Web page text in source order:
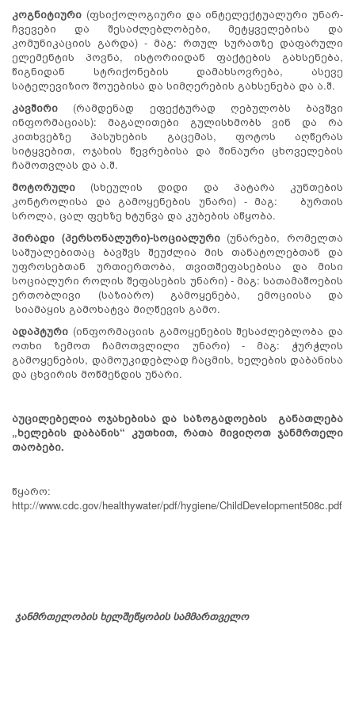
კოგნიტიური (ფსიქოლოგიური და ინტელექტუალური უნარ-
ჩვევები და შესაძლებლობები, მეტყველებისა და
კომუნიკაციის გარდა) - მაგ: რთულ სურათზე დაფარული
ელემენტის პოვნა, ისტორიიდან ფაქტების გახსენება,
წიგნიდან სტრიქონების დამახსოვრება, ასევე
სატელევიზიო შოუებისა და სიმღერების გახსენება და ა.შ.
კავშირი (რამდენად ეფექტურად ღებულობს ბავშვი
ინფორმაციას): მაგალითები გულისხმობს ვინ და რა
კითხვებზე პასუხების გაცემას, ფოტოს აღწერას
სიტყვებით, ოჯახის წევრებისა და შინაური ცხოველების
ჩამოთვლას და ა.შ.
მოტორული (სხეულის დიდი და პატარა კუნთების
კონტროლისა და გამოყენების უნარი) - მაგ: ბურთის
სროლა, ცალ ფეხზე ხტუნვა და კუბების აწყობა.
პირადი (პერსონალური)-სოციალური(უნარები, რომელთა
საშუალებითაც ბავშვს შეუძლია მის თანატოლებთან და
უფროსებთან ურთიერთობა, თვითშეფასებისა და მისი
სოციალური როლის შეფასების უნარი) - მაგ: სათამაშოების
ერთობლივი (საზიარო) გამოყენება, ემოციისა და
სიამაყის გამოხატვა მიღწევის გამო.
ადაპტური (ინფორმაციის გამოყენების შესაძლებლობა და
ოთხი ზემოთ ჩამოთვლილი უნარი) - მაგ: ჭურჭლის
გამოყენების, დამოუკიდებლად ჩაცმის, ხელების დაბანისა
და ცხვირის მოწმენდის უნარი.
აუცილებელია ოჯახებისა და საზოგადოების განათლება
„ხელების დაბანის“ კუთხით, რათა მივიღოთ ჯანმრთელი
თაობები.
წყარო:
http://www.cdc.gov/healthywater/pdf/hygiene/ChildDevelopment508c.pdf
ჯანმრთელობის ხელშეწყობის სამმართველო